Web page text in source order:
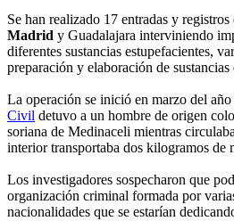
Se han realizado 17 entradas y
Madrid y Guadalajara interviniendo
diferentes sustancias estupefacientes,
preparación y elaboración de sustancias
La operación se inició en marzo del
Civil detuvo a un hombre de origen
soriana de Medinaceli mientras
interior transportaba dos kilogramos de
Los investigadores sospecharon que
organización criminal formada por
nacionalidades que se estarían